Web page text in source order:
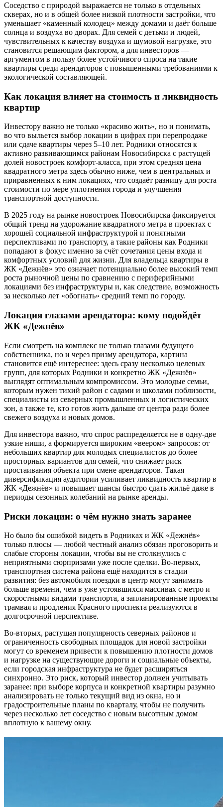
Соседство с природой выражается не только в отдельных
скверах, но и в общей более низкой плотности застройки, что
уменьшает «каменный колодец» между домами и даёт больше
солнца и воздуха во дворах. Для семей с детьми и людей,
чувствительных к качеству воздуха и шумовой нагрузке, это
становится решающим фактором, а для инвесторов —
аргументом в пользу более устойчивого спроса на такие
квартиры среди арендаторов с повышенными требованиями к
экологической составляющей.
Как локация влияет на стоимость и ликвидность
квартир
Инвестору важно не только «красиво жить», но и понимать,
во что выльется выбор локации в цифрах при перепродаже
или сдаче квартиры через 5–10 лет. Родники относятся к
активно развивающимся районам Новосибирска с растущей
долей новостроек комфорт-класса, при этом средняя цена
квадратного метра здесь обычно ниже, чем в центральных и
приравненных к ним локациях, что создаёт разницу для роста
стоимости по мере уплотнения города и улучшения
транспортной доступности.
В 2025 году на рынке новостроек Новосибирска фиксируется
общий тренд на удорожание квадратного метра в проектах с
хорошей социальной инфраструктурой и понятными
перспективами по транспорту, а такие районы как Родники
попадают в фокус именно за счёт сочетания цены входа и
комфортных условий для жизни. Для владельца квартиры в
ЖК «Дежнёв» это означает потенциально более высокий темп
роста рыночной цены по сравнению с периферийными
локациями без инфраструктуры и, как следствие, возможность
за несколько лет «обогнать» средний темп по городу.
Локация глазами арендатора: кому подойдёт
ЖК «Дежнёв»
Если смотреть на комплекс не только глазами будущего
собственника, но и через призму арендатора, картина
становится ещё интереснее: здесь сразу несколько целевых
групп, для которых Родники и конкретно ЖК «Дежнёв»
выглядят оптимальным компромиссом. Это молодые семьи,
которым нужен тихий район с садами и школами поблизости,
специалисты из северных промышленных и логистических
зон, а также те, кто готов жить дальше от центра ради более
свежего воздуха и новых домов.
Для инвестора важно, что спрос распределяется не в одну-две
узкие ниши, а формируется широким «веером» запросов: от
небольших квартир для молодых специалистов до более
просторных вариантов для семей, что снижает риск
простаивания объекта при смене арендаторов. Такая
диверсификация аудитории усиливает ликвидность квартир в
ЖК «Дежнёв» и повышает шансы быстро сдать жильё даже в
периоды сезонных колебаний на рынке аренды.
Риски локации: о чём нужно знать заранее
Но было бы ошибкой видеть в Родниках и ЖК «Дежнёв»
только плюсы — любой честный анализ обязан проговорить и
слабые стороны локации, чтобы вы не столкнулись с
неприятными сюрпризами уже после сделки. Во-первых,
транспортная система района ещё находится в стадии
развития: без автомобиля поездки в центр могут занимать
больше времени, чем в уже устоявшихся массивах с метро и
скоростными видами транспорта, а запланированные проекты
трамвая и продления Красного проспекта реализуются в
долгосрочной перспективе.
Во-вторых, растущая популярность северных районов и
ограниченность свободных площадок для новой застройки
могут со временем привести к повышению плотности домов
и нагрузке на существующие дороги и социальные объекты,
если городская инфраструктура не будет расширяться
синхронно. Это риск, который инвестор должен учитывать
заранее: при выборе корпуса и конкретной квартиры разумно
анализировать не только текущий вид из окна, но и
градостроительные планы по кварталу, чтобы не получить
через несколько лет соседство с новым высотным домом
вплотную к вашему окну.